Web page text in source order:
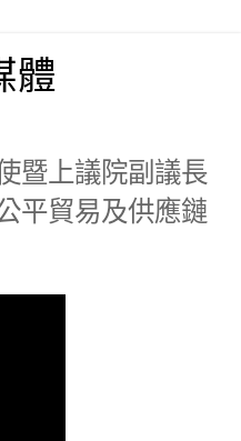
體
暨上議院副議長
平貿易及供應鏈